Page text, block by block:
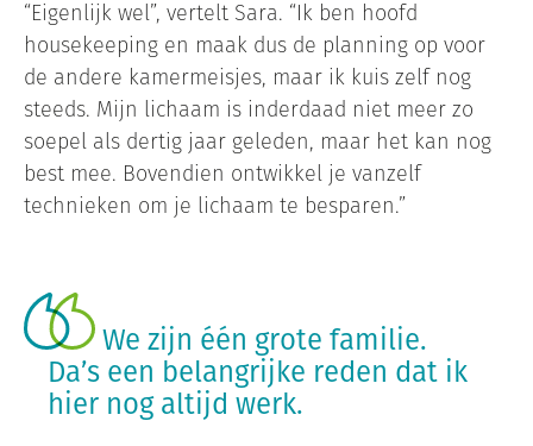
“Eigenlijk wel”, vertelt Sara. “Ik ben hoofd
housekeeping en maak dus de planning op voor
de andere kamermeisjes, maar ik kuis zelf nog
steeds. Mijn lichaam is inderdaad niet meer zo
soepel als dertig jaar geleden, maar het kan nog
best mee. Bovendien ontwikkel je vanzelf
technieken om je lichaam te besparen.”
We zijn één grote familie.
Da’s een belangrijke reden dat ik
hier nog altijd werk.